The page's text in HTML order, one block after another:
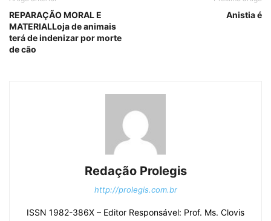
REPARAÇÃO MORAL E
MATERIALLoja de animais
terá de indenizar por morte
de cão
Anistia é
Redação Prolegis
http://prolegis.com.br
ISSN 1982-386X – Editor Responsável: Prof. Ms. Clovis